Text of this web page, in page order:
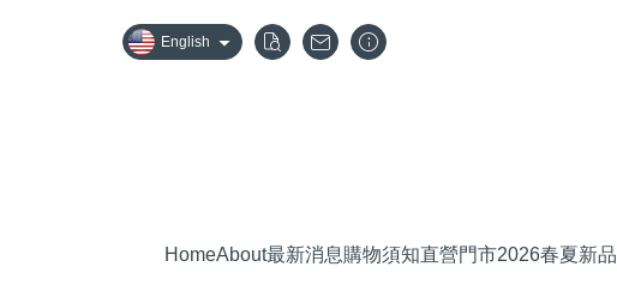
English
HomeAbout最新消息購物須知直營門市2026春夏新品